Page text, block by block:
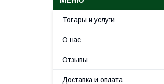
Товары и услуги
О нас
Отзывы
Доставка и оплата